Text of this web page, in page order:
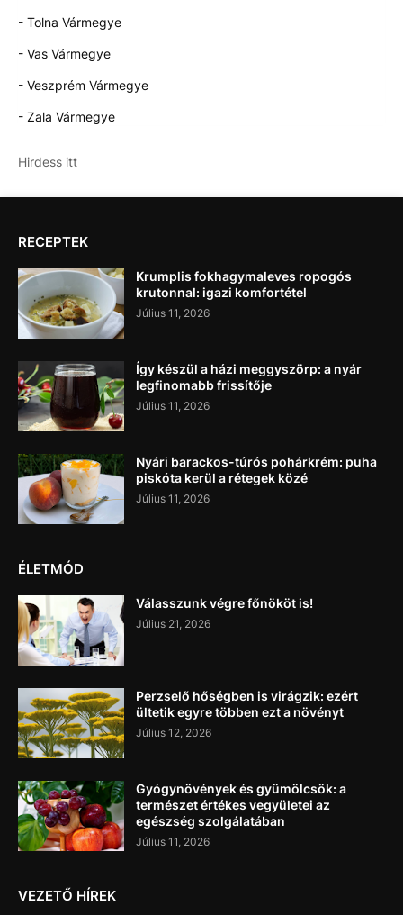
- Tolna Vármegye
- Vas Vármegye
- Veszprém Vármegye
- Zala Vármegye
Hirdess itt
RECEPTEK
Krumplis fokhagymaleves ropogós
krutonnal: igazi komfortétel
Július 11, 2026
Így készül a házi meggyszörp: a nyár
legfinomabb frissítője
Július 11, 2026
Nyári barackos-túrós pohárkrém: puha
piskóta kerül a rétegek közé
Július 11, 2026
ÉLETMÓD
Válasszunk végre főnököt is!
Július 21, 2026
Perzselő hőségben is virágzik: ezért
ültetik egyre többen ezt a növényt
Július 12, 2026
Gyógynövények és gyümölcsök: a
természet értékes vegyületei az
egészség szolgálatában
Július 11, 2026
VEZETŐ HÍREK